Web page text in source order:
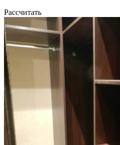
Рассчитать